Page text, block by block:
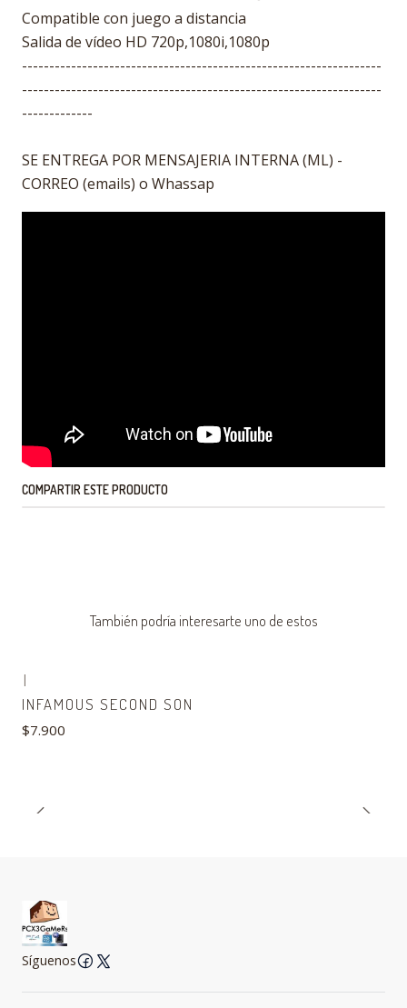
Compatible con juego a distancia
Salida de vídeo HD 720p,1080i,1080p
------------------------------------------------------------------
------------------------------------------------------------------
-------------
SE ENTREGA POR MENSAJERIA INTERNA (ML) -
CORREO (emails) o Whassap
COMPARTIR ESTE PRODUCTO
También podría interesarte uno de estos
|
INFAMOUS SECOND SON
$7.900
Síguenos